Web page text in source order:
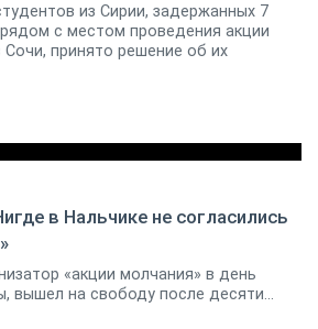
из Сирии, задержанных 7
с местом проведения акции
принято решение об их
в Нальчике не согласились
«акции молчания» в день
вышел на свободу после десяти...